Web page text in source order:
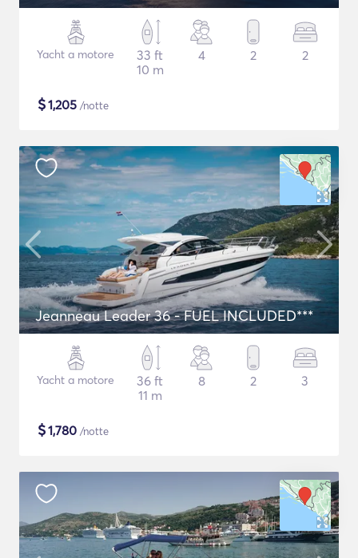
Yacht a motore
33 ft
10 m
4 2 2
$1,205 /notte
Jeanneau Leader 36 - FUEL INCLUDED***
Yacht a motore
36 ft
11 m
8 2 3
$1,780 /notte